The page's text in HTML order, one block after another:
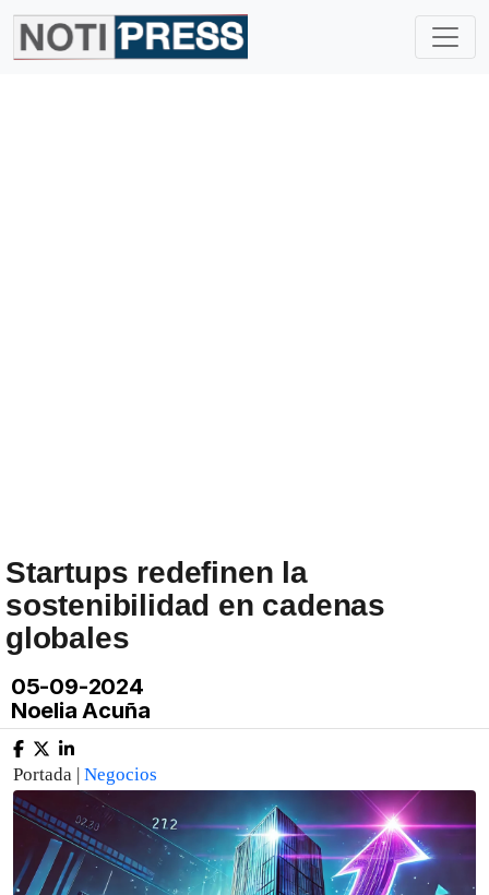
Startups redefinen la
sostenibilidad en cadenas
globales
05-09-2024
Noelia Acuña
Portada | Negocios